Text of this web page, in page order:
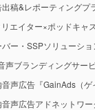
稿&レポーティングプ
エイター×ポッドキャ
ー・SSPソリューシ
声ブランディングサー
声広告『GainAds（ゲ
声広告アドネットワー